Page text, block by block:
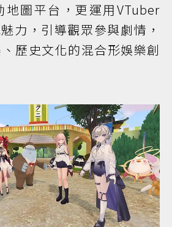
地圖平台，更運用VTuber
力，引導觀眾參與劇情，
歷史文化的混合形娛樂創